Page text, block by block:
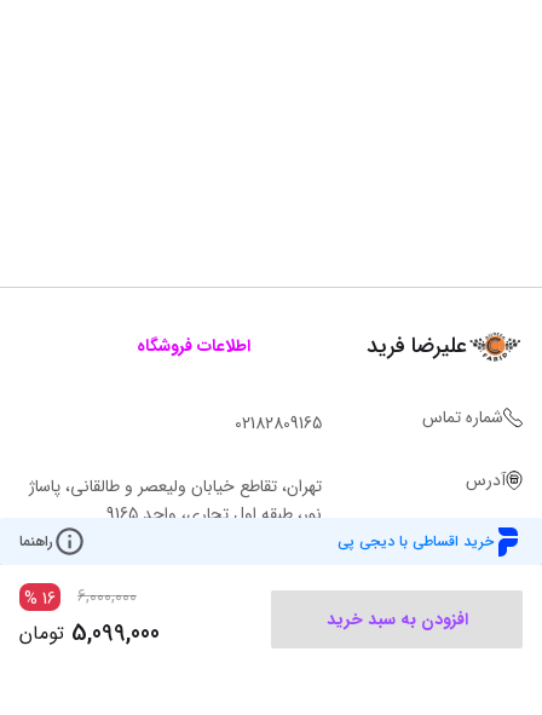
خرید اقساطی با دیجی پی راهنما
افزودن به سبد خرید
6,000,000
16
%
5,099,000 تومان
علیرضا فرید اطلاعات فروشگاه
شماره تماس 02182809165
آدرس
تهران، تقاطع خیابان ولیعصر و طالقانی، پاساژ
نور، طبقه اول تجاری، واحد 9165